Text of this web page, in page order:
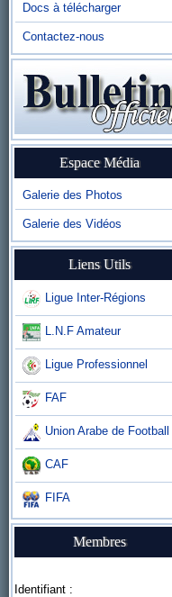
Docs à télécharger
Contactez-nous
Espace Média
Galerie des Photos
Galerie des Vidéos
Liens Utils
Ligue Inter-Régions
L.N.F Amateur
Ligue Professionnel
FAF
Union Arabe de Football
CAF
FIFA
Membres
Identifiant :